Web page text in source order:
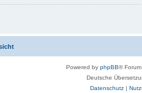
Powered by phpBB®
Deutsche
Datenschutz|